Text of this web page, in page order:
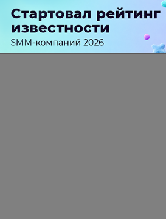
Российский рынок инфлюенс-
стагнации после нескольких лет